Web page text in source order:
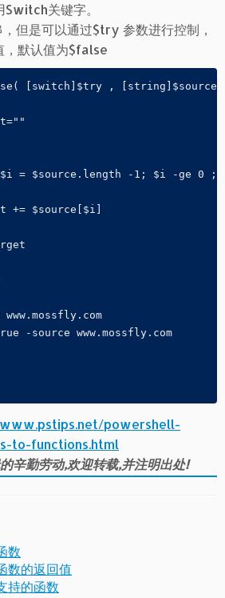
关键字。
但是可以通过$try 参数进行控制，
默认值为$false
[switch]$try , [string]$source
= $source.length -1; $i -ge 0
+= $source[$i]
-source www.mossfly.com
powershell-
to-functions.html
辛勤劳动,欢迎转载,并注明出处!
数
数的返回值
持的函数